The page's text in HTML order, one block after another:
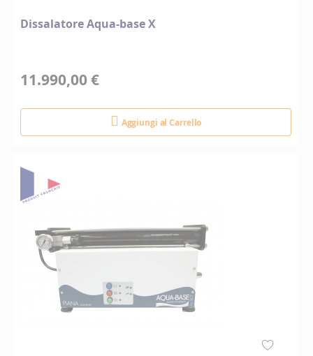
Dissalatore Aqua-base X
11.990,00 €
Aggiungi al Carrello